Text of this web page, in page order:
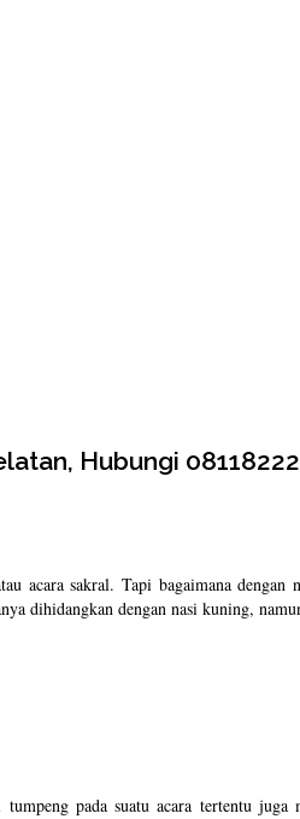
Hubungi
acara sakral. Tapi bagaimana dengan
dihidangkan dengan nasi kuning,
pada suatu acara tertentu juga